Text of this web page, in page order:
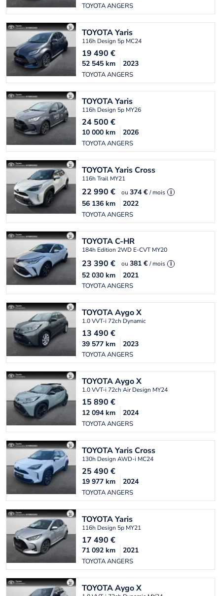
TOYOTA ANGERS
TOYOTAYaris
116h Design 5p MC24
19 490 €
TOYOTA ANGERS
52 545 km 2023
TOYOTAYaris
116h Design 5p MY26
24 500 €
TOYOTA ANGERS
10 000 km 2026
TOYOTAYaris Cross
116h Trail MY21
22 990 € ou 374 € / mois i
TOYOTA ANGERS
56 136 km 2022
TOYOTAC-HR
184h Edition 2WD E-CVT MY20
23 390 € ou 381 € / mois i
TOYOTA ANGERS
52 030 km 2021
TOYOTAAygo X
1.0 VVT-i 72ch Dynamic
13 490 €
TOYOTA ANGERS
39 577 km 2023
TOYOTAAygo X
1.0 VVT-i 72ch Air Design MY24
15 890 €
TOYOTA ANGERS
12 094 km 2024
TOYOTAYaris Cross
130h Design AWD-i MC24
25 490 €
TOYOTA ANGERS
19 977 km 2024
TOYOTAYaris
116h Design 5p MY21
17 490 €
TOYOTA ANGERS
71 092 km 2021
TOYOTAAygo X